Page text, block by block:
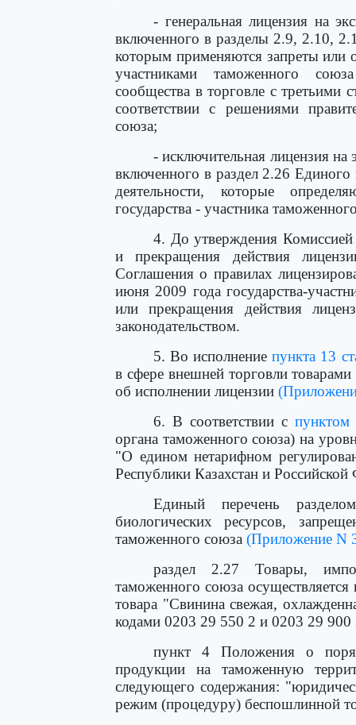
- генеральная лицензия на
включенного в разделы 2.9, 2.10,
которым применяются запреты или
участниками таможенного
сообщества в торговле с третьими
соответствии с решениями
союза;
- исключительная лицензия на
включенного в раздел 2.26 Единого
деятельности, которые
государства - участника
4. До утверждения
и прекращения действия
Соглашения о правилах
июня 2009 года государства-
или прекращения действия
законодательством.
5. Во исполнениепункта 13
в сфере внешней торговли
об исполнении лицензии
6. В соответствии с пунктом
органа таможенного союза) на
"О едином нетарифном
Республики Казахстан и
Единый перечень
биологических ресурсов,
таможенного союза (Приложение N
раздел 2.27 Товары,
таможенного союза
товара "Свинина свежая,
кодами 0203 29 550 2 и 0203 29 900
пункт 4 Положения о
продукции на таможенную
следующего содержания:
режим (процедуру) беспошлинной